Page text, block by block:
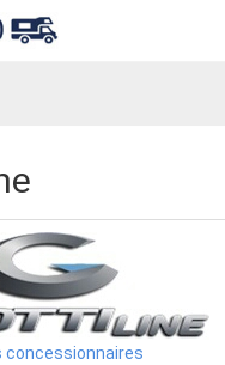
concessionnaires